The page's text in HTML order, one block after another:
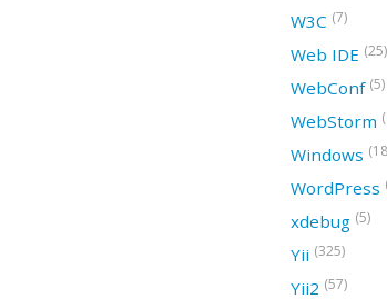
W3C (7)
Web IDE (25)
WebConf (5)
WebStorm
Windows
WordPress
xdebug (5)
Yii (325)
Yii2 (57)